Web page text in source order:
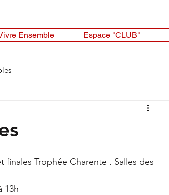
Ensemble Espace "CLUB"
Trophée Charente . Salles des
13h